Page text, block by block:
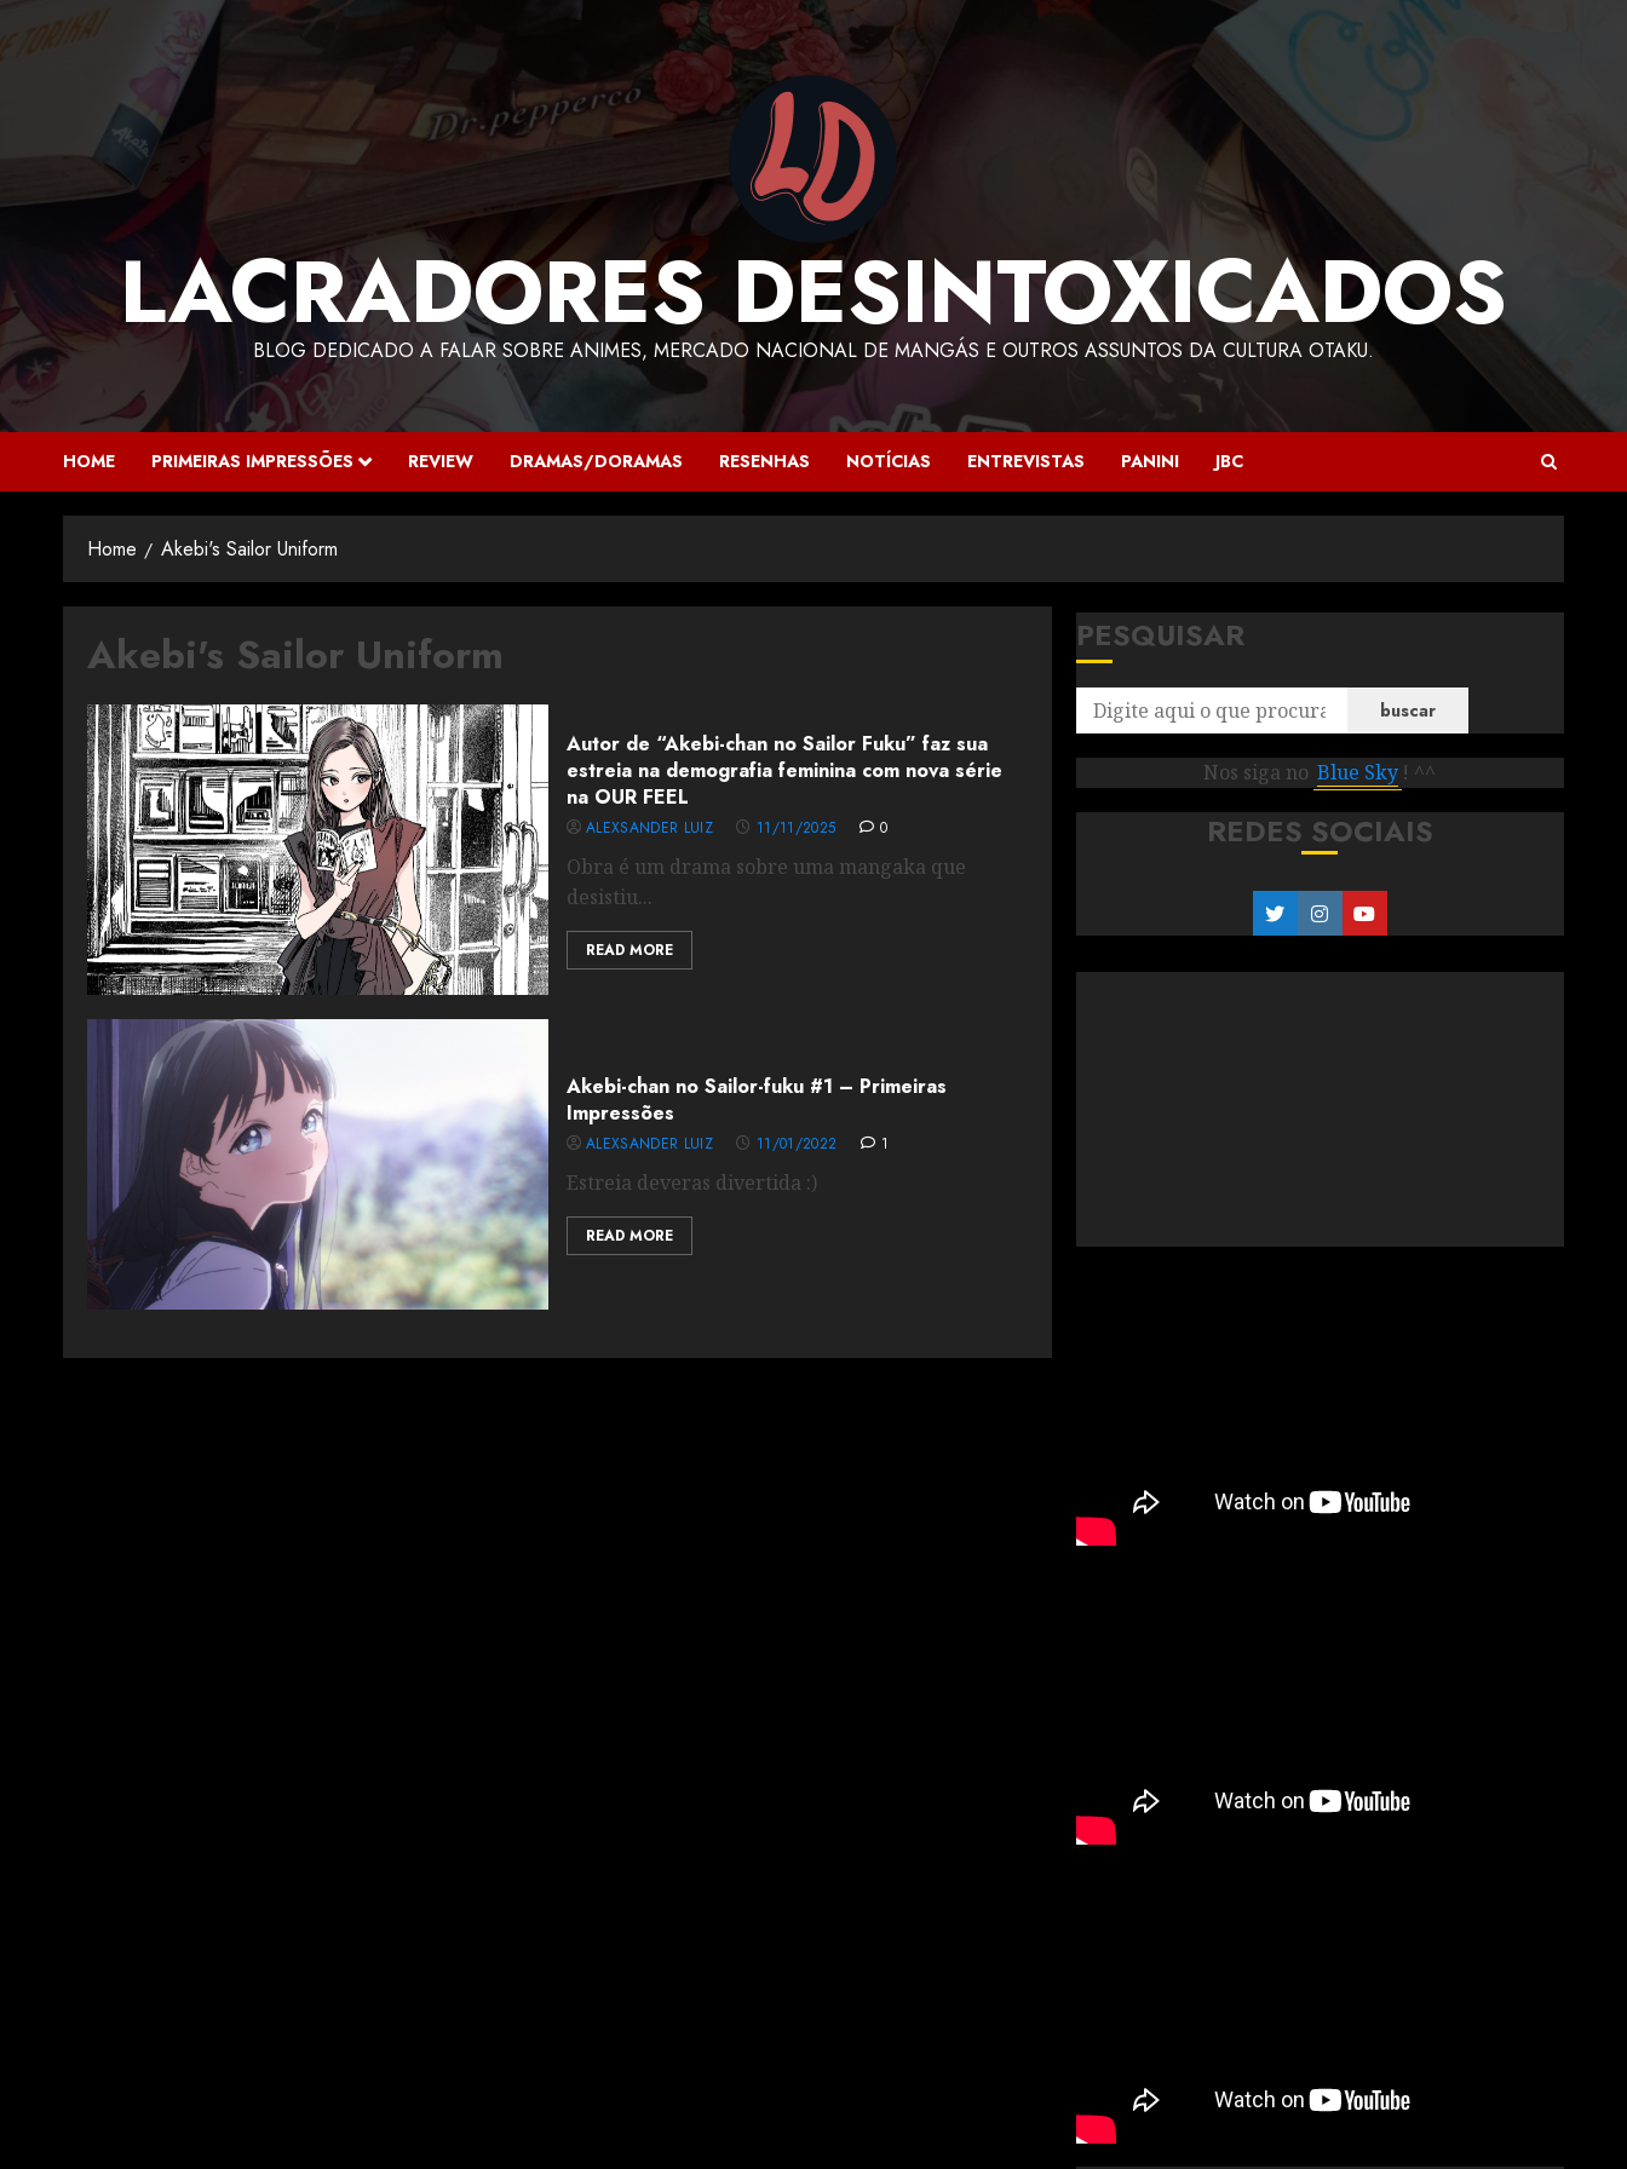
LACRADORES DESINTOXICADOS
BLOG DEDICADO A FALAR SOBRE ANIMES, MERCADO NACIONAL DE MANGÁS E OUTROS ASSUNTOS DA CULTURA OTAKU.
HOME PRIMEIRAS IMPRESSÕES REVIEW DRAMAS/DORAMAS RESENHAS NOTÍCIAS ENTREVISTAS PANINI JBC
Home Akebi's Sailor Uniform
Akebi's Sailor Uniform
Autor de “Akebi-chan no Sailor Fuku” faz sua
estreia na demografia feminina com nova série
na OUR FEEL
ALEXSANDER LUIZ 11/11/2025 0
Obra é um drama sobre uma mangaka que
desistiu...
READ MORE
Akebi-chan no Sailor-fuku #1 – Primeiras
Impressões
ALEXSANDER LUIZ 11/01/2022 1
Estreia deveras divertida :)
READ MORE
PESQUISAR
buscar
Nos siga no Blue Sky ! ^^
REDES SOCIAIS